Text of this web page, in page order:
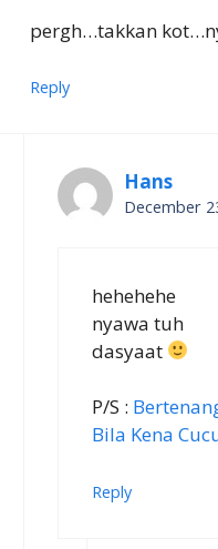
pergh…takkan
Reply
Hans
December
hehehehe
nyawa tuh
dasyaat
P/S :
Bila Kena
Reply